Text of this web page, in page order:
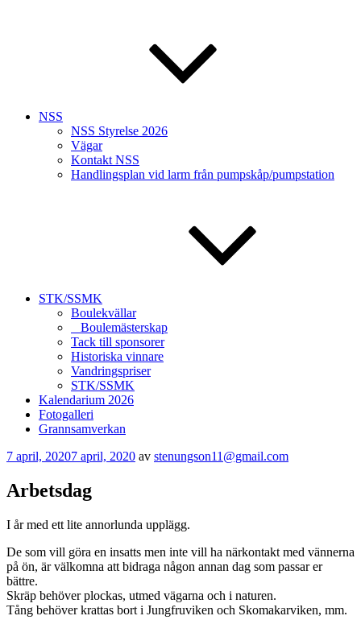
NSS
NSS Styrelse 2026
Vägar
Kontakt NSS
Handlingsplan vid larm från pumpskåp/pumpstation
STK/SSMK
Boulekvällar
Boulemästerskap
Tack till sponsorer
Historiska vinnare
Vandringspriser
STK/SSMK
Kalendarium 2026
Fotogalleri
Grannsamverkan
Publicerat
7 april, 20207 april, 2020 av stenungson11@gmail.com
Arbetsdag
I år med ett lite annorlunda upplägg.
De som vill göra en insatts men inte vill ha närkontakt med vännerna
på ön, är välkomna att bidraga någon annan dag som passar er
bättre.
Skräp behöver plockas, utmed vägarna och i naturen.
Tång behöver krattas bort i Jungfruviken och Skomakarviken, mm.